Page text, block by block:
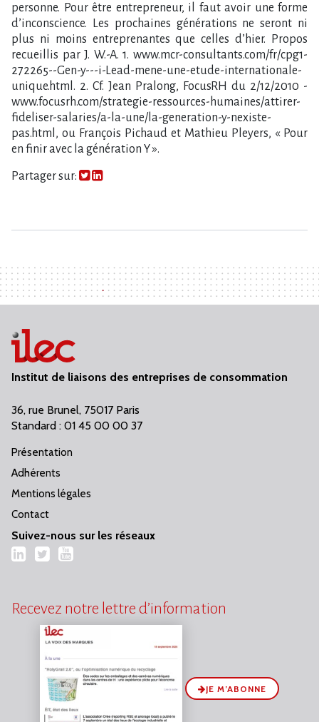
personne. Pour être entrepreneur, il faut avoir une forme
d’inconscience. Les prochaines générations ne seront ni
plus ni moins entreprenantes que celles d’hier. Propos
recueillis par J. W.-A. 1. www.mcr-consultants.com/fr/cpg1-
272265--Gen-y---i-Lead-mene-une-etude-internationale-
unique.html. 2. Cf. Jean Pralong, FocusRH du 2/12/2010 -
www.focusrh.com/strategie-ressources-humaines/attirer-
fideliser-salaries/a-la-une/la-generation-y-nexiste-
pas.html, ou François Pichaud et Mathieu Pleyers, « Pour
en finir avec la génération Y ».
Partager sur:
Institut de liaisons des entreprises de consommation
36, rue Brunel, 75017 Paris
Standard : 01 45 00 00 37
Présentation
Adhérents
Mentions légales
Contact
Suivez-nous sur les réseaux
LinkedIn
TwitterYouTube
Recevez notre lettre d’information
JE M’ABONNE